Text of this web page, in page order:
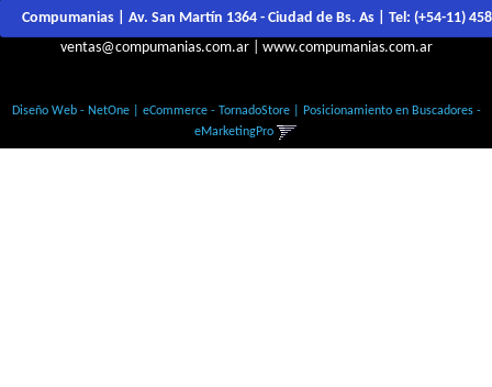
Compumanias | Av. San Martín 1364 - Ciudad de Bs. As | Tel: (+54-11)
ventas@compumanias.com.ar| www.compumanias.com.ar
Diseño Web - NetOne| eCommerce - TornadoStore| Posicionamiento en Buscadores -
eMarketingPro